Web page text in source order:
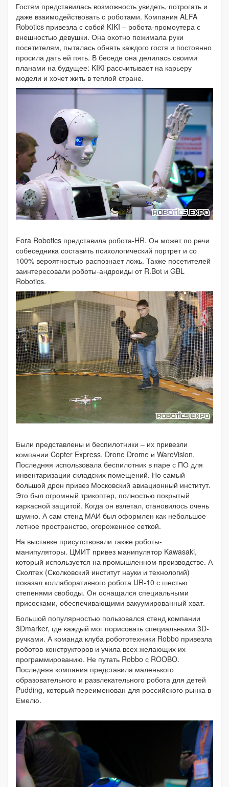
Гостям представилась возможность увидеть, потрогать и
даже взаимодействовать с роботами. Компания ALFA
Robotics привезла с собой KIKI – робота-промоутера с
внешностью девушки. Она охотно пожимала руки
посетителям, пыталась обнять каждого гостя и постоянно
просила дать ей пять. В беседе она делилась своими
планами на будущее: KIKI рассчитывает на карьеру
модели и хочет жить в теплой стране.
Fora Robotics представила робота-HR. Он может по речи
собеседника составить психологический портрет и со
100% вероятностью распознает ложь. Также посетителей
заинтересовали роботы-андроиды от R.Bot и GBL
Robotics.
Были представлены и беспилотники – их привезли
компании Copter Express, Drone Drome и WareVision.
Последняя использовала беспилотник в паре с ПО для
инвентаризации складских помещений. Но самый
большой дрон привез Московский авиационный институт.
Это был огромный трикоптер, полностью покрытый
каркасной защитой. Когда он взлетал, становилось очень
шумно. А сам стенд МАИ был оформлен как небольшое
летное пространство, огороженное сеткой.
На выставке присутствовали также роботы-
манипуляторы. ЦМИТ привез манипулятор Kawasaki,
который используется на промышленном производстве. А
Сколтех (Сколковский институт науки и технологий)
показал коллаборативного робота UR-10 с шестью
степенями свободы. Он оснащался специальными
присосками, обеспечивающими вакуумированный хват.
Большой популярностью пользовался стенд компании
3Dmarker, где каждый мог порисовать специальными 3D-
ручками. А команда клуба робототехники Robbo привезла
роботов-конструкторов и учила всех желающих их
программированию. Не путать Robbo с ROOBO.
Последняя компания представила маленького
образовательного и развлекательного робота для детей
Pudding, который переименован для российского рынка в
Емелю.